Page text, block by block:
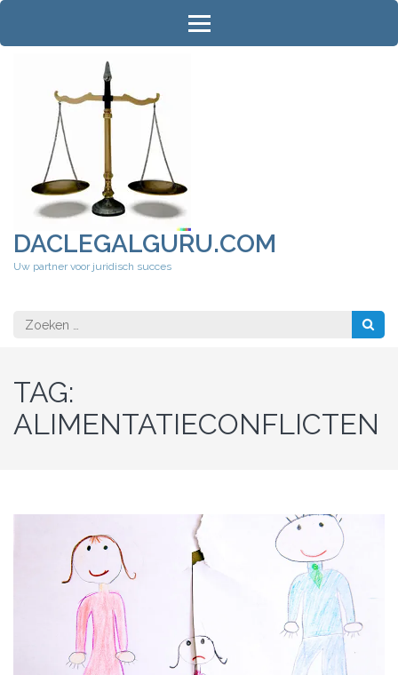
Ga
inhoud
DACLEGALGURU.COM
Uw partner voor juridisch succes
Zoeken
naar:
TAG:
ALIMENTATIECONFLICTEN